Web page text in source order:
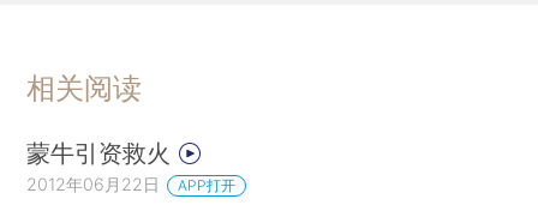
相关阅读
蒙牛引资救火
2012年06月22日 APP打开